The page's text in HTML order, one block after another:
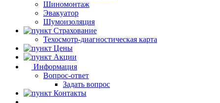
Шиномонтаж
Эвакуатор
Шумоизоляция
Страхование
Техосмотр-диагностическая карта
Цены
Акции
Информация
Вопрос-ответ
Задать вопрос
Контакты